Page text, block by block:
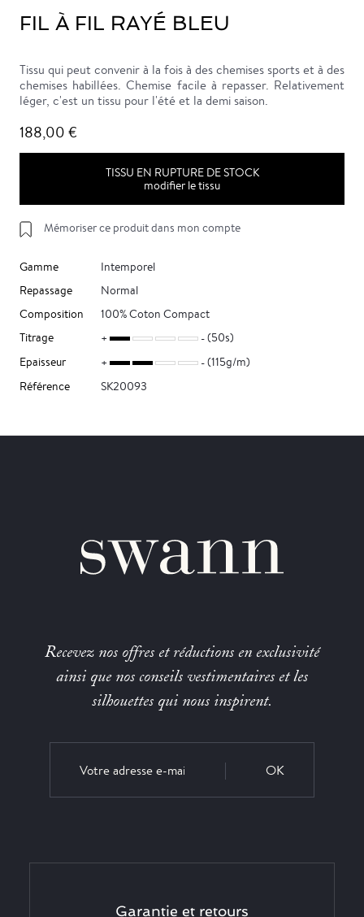
FIL À FIL RAYÉ BLEU
Tissu qui peut convenir à la fois à des chemises sports et à des
chemises habillées. Chemise facile à repasser. Relativement
léger, c'est un tissu pour l'été et la demi saison.
188,00 €
TISSU EN RUPTURE DE STOCK
modifier le tissu
Mémoriser ce produit dans mon compte
Gamme
Intemporel
Repassage
Normal
Composition
100% Coton Compact
Titrage
(50s)
Epaisseur
(115g/m)
Référence
SK20093
Recevez nos offres et réductions en exclusivité
ainsi que nos conseils vestimentaires et les
silhouettes qui nous inspirent.
OK
Garantie et retours